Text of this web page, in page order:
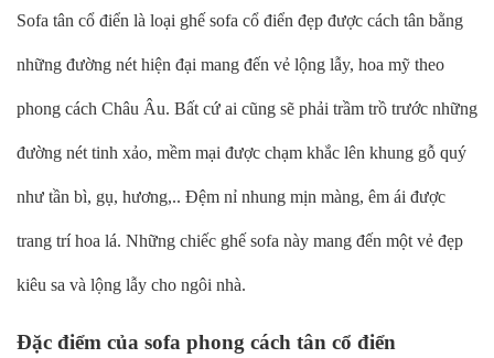
Sofa tân cổ điển là loại ghế sofa cổ điển đẹp được cách tân bằng
những đường nét hiện đại mang đến vẻ lộng lẫy, hoa mỹ theo
phong cách Châu Âu. Bất cứ ai cũng sẽ phải trầm trồ trước những
đường nét tinh xảo, mềm mại được chạm khắc lên khung gỗ quý
như tần bì, gụ, hương,.. Đệm nỉ nhung mịn màng, êm ái được
trang trí hoa lá. Những chiếc ghế sofa này mang đến một vẻ đẹp
kiêu sa và lộng lẫy cho ngôi nhà.
Đặc điểm của sofa phong cách tân cổ điển